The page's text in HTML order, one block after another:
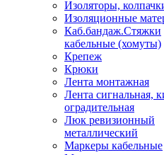
Изоляторы,
Изоляционные
Каб.бандаж.Стяжки
кабельные (хомуты)
Крепеж
Крюки
Лента монтажная
Лента сигнальная,
оградительная
Люк ревизионный
металлический
Маркеры кабельные